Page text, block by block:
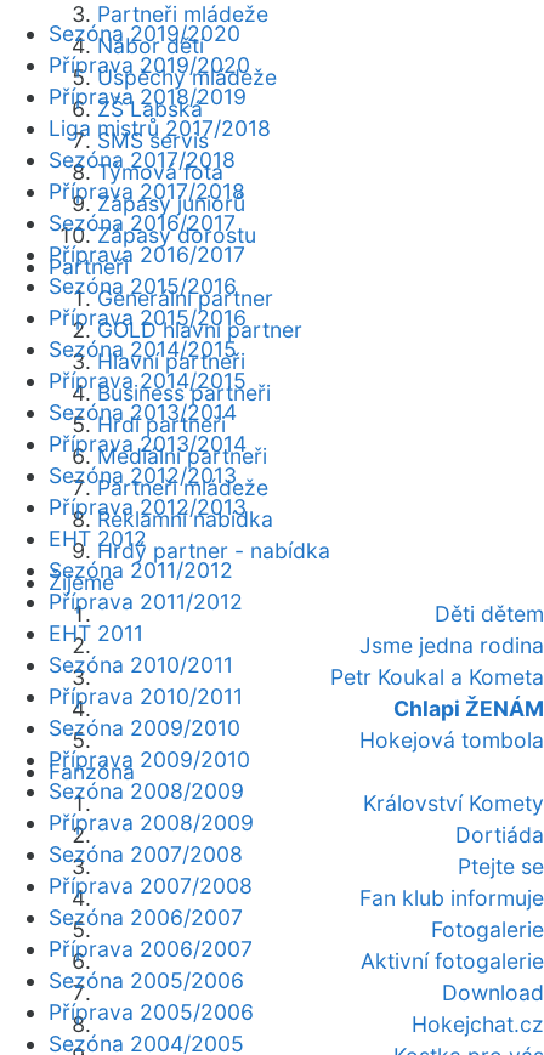
Partneři mládeže
Nábor dětí
Úspěchy mládeže
ZŠ Labská
SMS servis
Týmová fota
Zápasy juniorů
Zápasy dorostu
Partneři
Generální partner
GOLD hlavní partner
Hlavní partneři
Business partneři
Hrdí partneři
Mediální partneři
Partneři mládeže
Reklamní nabídka
Hrdý partner - nabídka
Žijeme
Děti dětem
Jsme jedna rodina
Petr Koukal a Kometa
Chlapi ŽENÁM
Hokejová tombola
Fanzóna
Království Komety
Dortiáda
Ptejte se
Fan klub informuje
Fotogalerie
Aktivní fotogalerie
Download
Hokejchat.cz
Sezóna 2019/2020
Příprava 2019/2020
Příprava 2018/2019
Liga mistrů 2017/2018
Sezóna 2017/2018
Příprava 2017/2018
Sezóna 2016/2017
Příprava 2016/2017
Sezóna 2015/2016
Příprava 2015/2016
Sezóna 2014/2015
Příprava 2014/2015
Sezóna 2013/2014
Příprava 2013/2014
Sezóna 2012/2013
Příprava 2012/2013
EHT 2012
Sezóna 2011/2012
Příprava 2011/2012
EHT 2011
Sezóna 2010/2011
Příprava 2010/2011
Sezóna 2009/2010
Příprava 2009/2010
Sezóna 2008/2009
Příprava 2008/2009
Sezóna 2007/2008
Příprava 2007/2008
Sezóna 2006/2007
Příprava 2006/2007
Sezóna 2005/2006
Příprava 2005/2006
Sezóna 2004/2005